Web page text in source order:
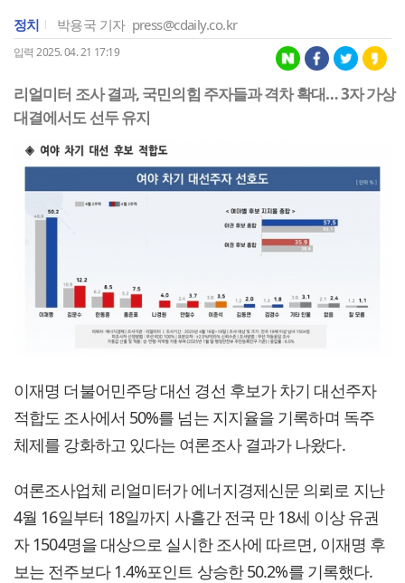
정치 박용국 기자 press@cdaily.co.kr
입력 2025. 04. 21 17:19
리얼미터 조사 결과, 국민의힘 주자들과 격차 확대… 3자 가상
대결에서도 선두 유지
이재명 더불어민주당 대선 경선 후보가 차기 대선주자
적합도 조사에서 50%를 넘는 지지율을 기록하며 독주
체제를 강화하고 있다는 여론조사 결과가 나왔다.
여론조사업체 리얼미터가 에너지경제신문 의뢰로 지난
4월 16일부터 18일까지 사흘간 전국 만 18세 이상 유권
자 1504명을 대상으로 실시한 조사에 따르면, 이재명 후
보는 전주보다 1.4%포인트 상승한 50.2%를 기록했다.